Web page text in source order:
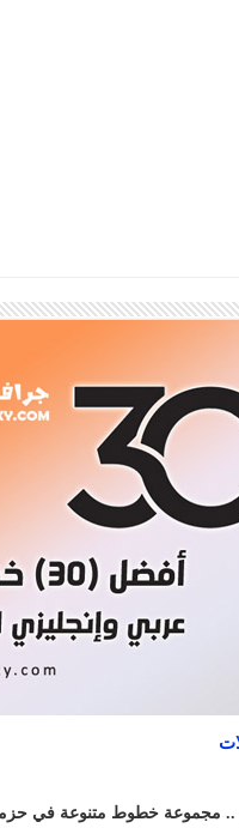
.. مجموعة خطوط متنوعة في